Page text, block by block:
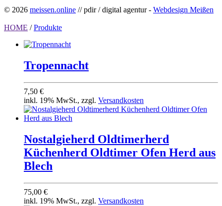
© 2026 meissen.online // pdir / digital agentur - Webdesign Meißen
HOME / Produkte
Tropennacht
7,50 €
inkl. 19% MwSt., zzgl. Versandkosten
Nostalgieherd Oldtimerherd
Küchenherd Oldtimer Ofen Herd aus
Blech
75,00 €
inkl. 19% MwSt., zzgl. Versandkosten